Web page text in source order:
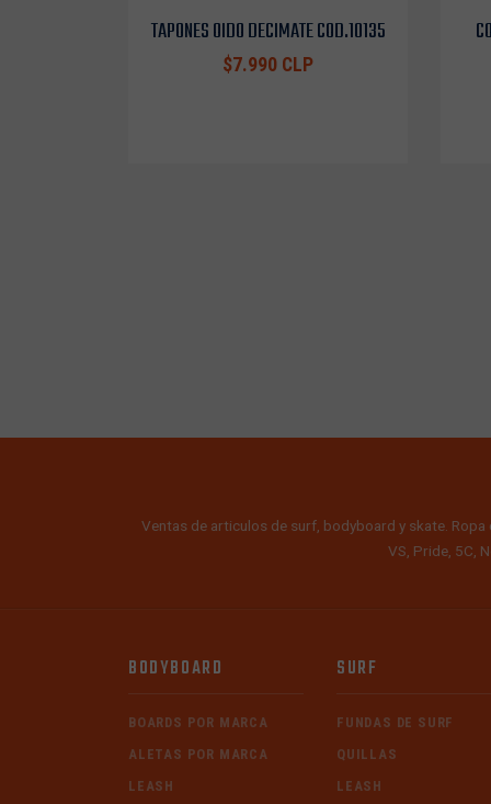
TAPONES OIDO DECIMATE COD.10135
$7.990 CLP
Ventas de articulos de surf, bodyboard y skate. Ropa
VS, Pride, 5C,
BODYBOARD
BOARDS POR MARCA
ALETAS POR MARCA
LEASH
SURF
FUNDAS DE SURF
QUILLAS
LEASH